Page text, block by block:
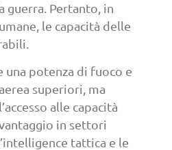
guerra. Pertanto, in
le capacità delle
una potenza di fuoco e
superiori, ma
alle capacità
in settori
tattica e le